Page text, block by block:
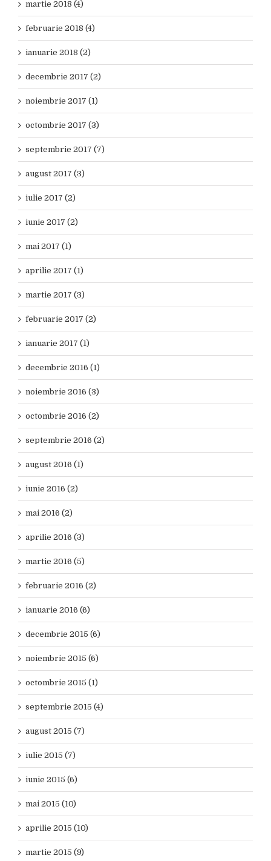
martie 2018 (4)
februarie 2018 (4)
ianuarie 2018 (2)
decembrie 2017 (2)
noiembrie 2017 (1)
octombrie 2017 (3)
septembrie 2017 (7)
august 2017 (3)
iulie 2017 (2)
iunie 2017 (2)
mai 2017 (1)
aprilie 2017 (1)
martie 2017 (3)
februarie 2017 (2)
ianuarie 2017 (1)
decembrie 2016 (1)
noiembrie 2016 (3)
octombrie 2016 (2)
septembrie 2016 (2)
august 2016 (1)
iunie 2016 (2)
mai 2016 (2)
aprilie 2016 (3)
martie 2016 (5)
februarie 2016 (2)
ianuarie 2016 (6)
decembrie 2015 (6)
noiembrie 2015 (6)
octombrie 2015 (1)
septembrie 2015 (4)
august 2015 (7)
iulie 2015 (7)
iunie 2015 (6)
mai 2015 (10)
aprilie 2015 (10)
martie 2015 (9)